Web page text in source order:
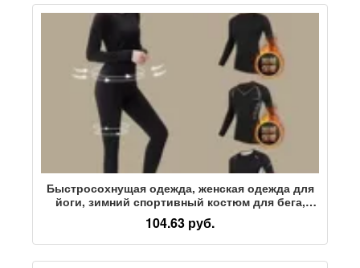
Быстросохнущая одежда, женская одежда для
йоги, зимний спортивный костюм для бега,
осенне-зимний топ для занятий альпинизмом на
открытом воздухе, утренний спортивный топ
для бега
104.63 руб.